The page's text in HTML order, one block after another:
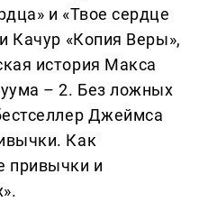
и «Твое сердце
Качур «Копия Веры»,
история Макса
– 2. Без ложных
Джеймса
Как
привычки и